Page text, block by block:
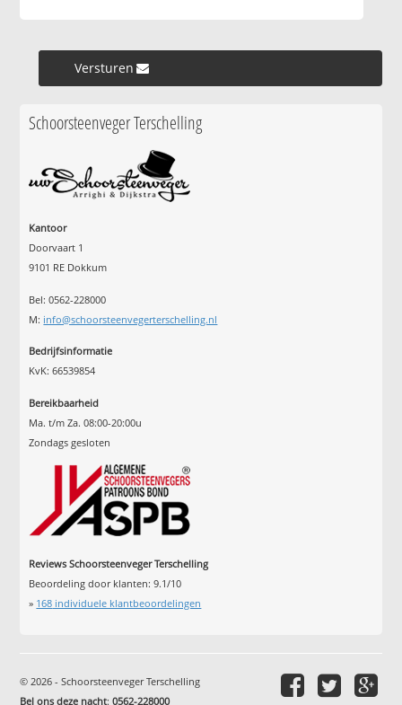
Versturen »
Schoorsteenveger Terschelling
Kantoor
Doorvaart 1
9101 RE Dokkum
Bel: 0562-228000
M: info@schoorsteenvegerterschelling.nl
Bedrijfsinformatie
KvK: 66539854
Bereikbaarheid
Ma. t/m Za. 08:00-20:00u
Zondags gesloten
Reviews Schoorsteenveger Terschelling
Beoordeling door klanten:9.1/10
» 168 individuele klantbeoordelingen
© 2026 - Schoorsteenveger Terschelling
Bel ons deze nacht:0562-228000